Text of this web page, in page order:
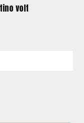
volt